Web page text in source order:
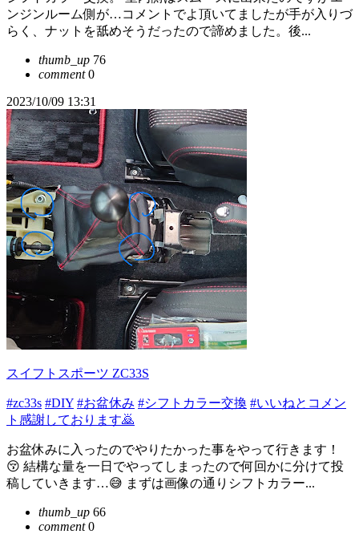
ンジンルーム側が…コメントでよ頂いてましたが手が入りづ
らく、ナットを舐めそうだったので諦めました。後...
thumb_up 76
comment0
2023/10/09 13:31
スイフトスポーツ ZC33S
#zc33s #DIY #お盆休み #シフトカラー交換 #いいねとコメン
ト感謝しております🙇
お盆休みに入ったのでやりたかった事をやって行きます！
😚 結構な量を一日でやってしまったので何回かに分けて投
稿していきます…😅 まずは画像の通りシフトカラー...
thumb_up 66
comment0